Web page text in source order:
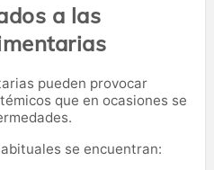
a las
pueden provocar
que en ocasiones se
se encuentran: